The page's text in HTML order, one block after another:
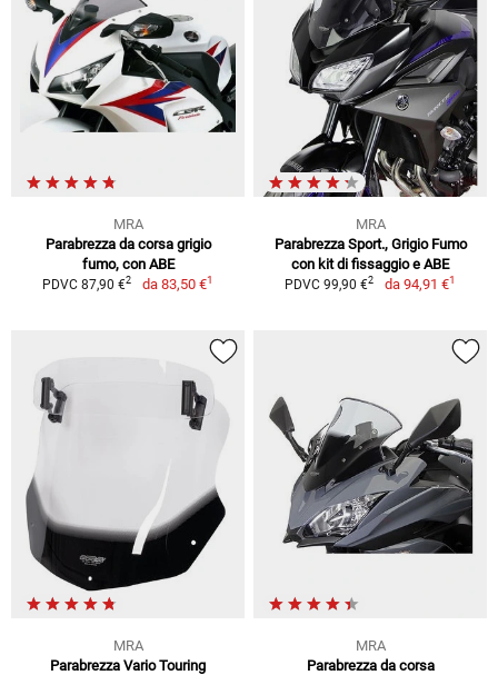
MRA
Parabrezza da corsa grigio
fumo, con ABE
PDVC 87,90 €2 da 83,50 €1
MRA
Parabrezza Sport., Grigio Fumo
con kit di fissaggio e ABE
PDVC 99,90 €2 da 94,91 €1
MRA
Parabrezza Vario Touring
MRA
Parabrezza da corsa